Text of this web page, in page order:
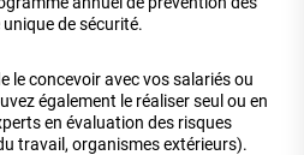
de sécurité.
le concevoir avec vos salariés ou
également le réaliser seul ou en
en évaluation des risques
travail, organismes extérieurs).